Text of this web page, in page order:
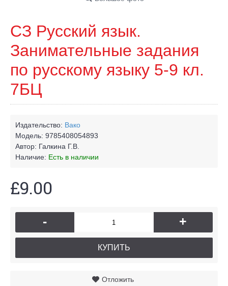
СЗ Русский язык.
Занимательные задания
по русскому языку 5-9 кл.
7БЦ
Издательство: Вако
Модель: 9785408054893
Автор: Галкина Г.В.
Наличие: Есть в наличии
£9.00
- +
КУПИТЬ
Отложить